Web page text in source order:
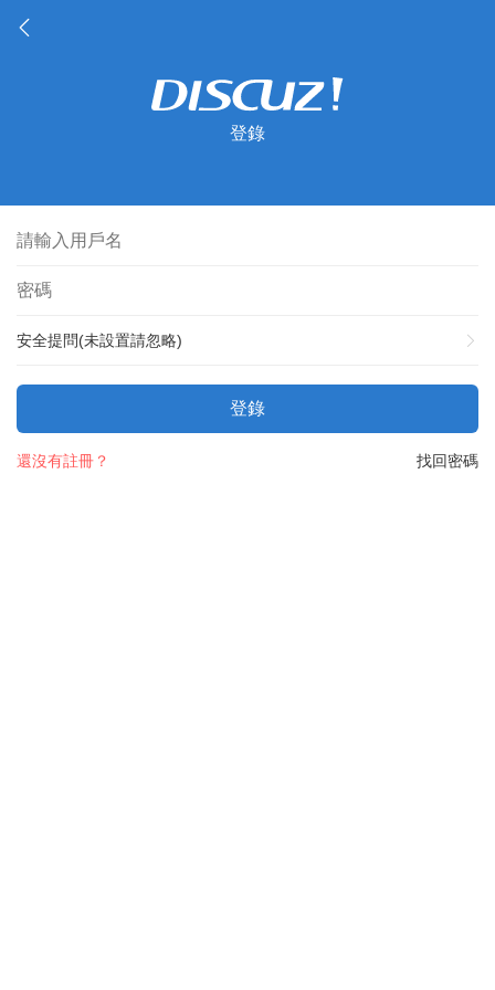
登錄
安全提問(未設置請忽略)
登錄
找回密碼
還沒有註冊？